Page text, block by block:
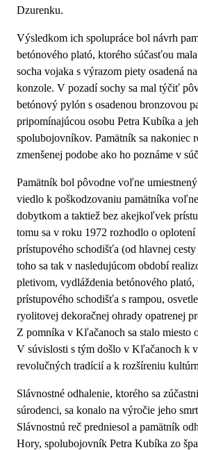
Dzurenku.
Výsledkom ich spolupráce bol návrh
betónového plató, ktorého súčasťou
socha vojaka s výrazom piety osadená
konzole. V pozadí sochy sa mal týčiť
betónový pylón s osadenou bronzovou
pripomínajúcou osobu Petra Kubíka a
spolubojovníkov. Pamätník sa nakoniec
zmenšenej podobe ako ho poznáme v
Pamätník bol pôvodne voľne
viedlo k poškodzovaniu pamätníka
dobytkom a taktiež bez akejkoľvek
tomu sa v roku 1972 rozhodlo o oplotení
prístupového schodišťa (od hlavnej
toho sa tak v nasledujúcom období
pletivom, vydláždenia betónového plató,
prístupového schodišťa s rampou,
ryolitovej dekoračnej ohrady opatrenej
Z pomníka v Kľačanoch sa stalo miesto
V súvislosti s tým došlo v Kľačanoch k
revolučných tradícií a k rozšíreniu
Slávnostné odhalenie, ktorého sa
súrodenci, sa konalo na výročie jeho
Slávnostnú reč predniesol a pamätník
Hory, spolubojovník Petra Kubíka zo